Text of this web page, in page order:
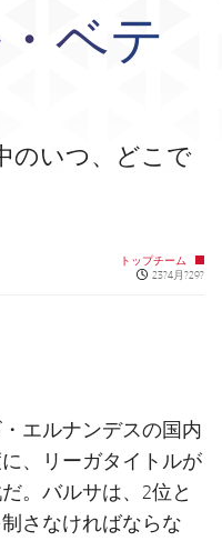
ベテ
のいつ、どこで
トップチーム
Published news
23?4月?29?
エルナンデスの国内
、リーガタイトルが
。バルサは、2位と
さなければならな